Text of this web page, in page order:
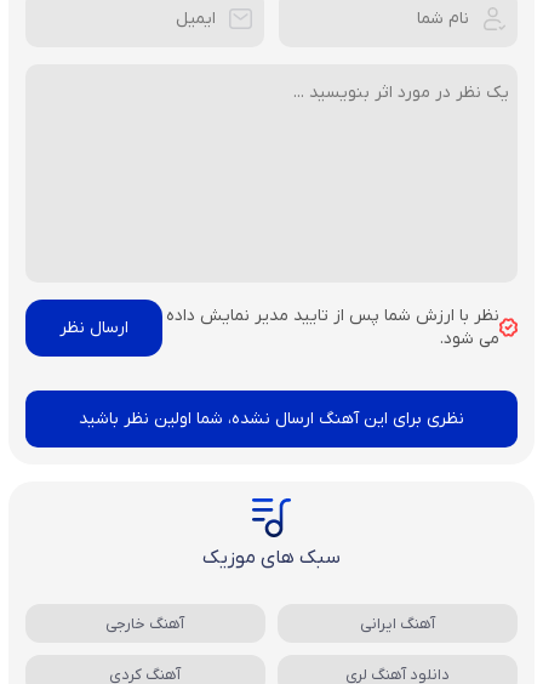
نظر با ارزش شما پس از تایید مدیر نمایش داده
می شود.
نظری برای این آهنگ ارسال نشده، شما اولین نظر باشید
سبک های موزیک
آهنگ ایرانی آهنگ خارجی
دانلود آهنگ لری آهنگ کردی